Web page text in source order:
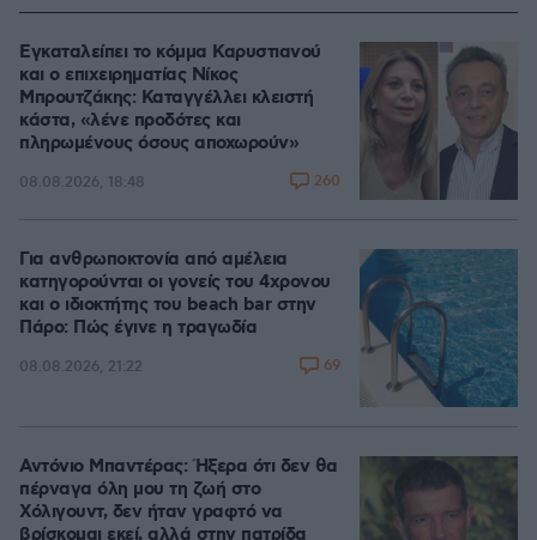
Εγκαταλείπει το κόμμα Καρυστιανού
και ο επιχειρηματίας Νίκος
Μπρουτζάκης: Καταγγέλλει κλειστή
κάστα, «λένε προδότες και
πληρωμένους όσους αποχωρούν»
08.08.2026, 18:48 260
Για ανθρωποκτονία από αμέλεια
κατηγορούνται οι γονείς του 4χρονου
και ο ιδιοκτήτης του beach bar στην
Πάρο: Πώς έγινε η τραγωδία
08.08.2026, 21:22 69
Αντόνιο Μπαντέρας: Ήξερα ότι δεν θα
πέρναγα όλη μου τη ζωή στο
Χόλιγουντ, δεν ήταν γραφτό να
βρίσκομαι εκεί, αλλά στην πατρίδα